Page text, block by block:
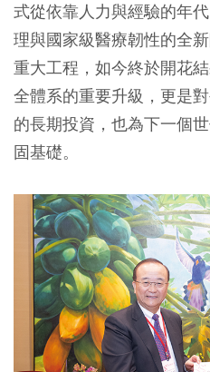
式從依靠人力與經驗的年
理與國家級醫療韌性的全
重大工程，如今終於開花
全體系的重要升級，更是
的長期投資，也為下一個
固基礎。